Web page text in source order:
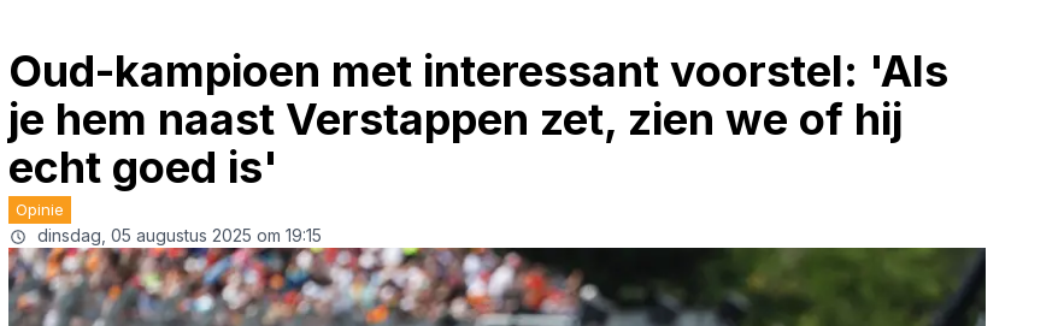
Oud-kampioen met interessant voorstel: 'Als
je hem naast Verstappen zet, zien we of hij
echt goed is'
Opinie
dinsdag, 05 augustus 2025 om 19:15